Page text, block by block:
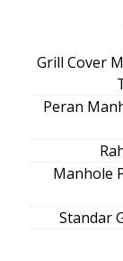
Grill Cover
Peran
Manhole
Standar